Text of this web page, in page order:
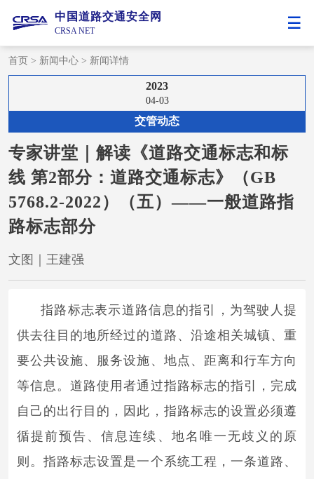
中国道路交通安全网
CRSA NET
首页 > 新闻中心 > 新闻详情
2023
04-03
交管动态
专家讲堂｜解读《道路交通标志和标
线 第2部分：道路交通标志》（GB
5768.2-2022）（五）——一般道路指
路标志部分
文图｜王建强
指路标志表示道路信息的指引，为驾驶人提
供去往目的地所经过的道路、沿途相关城镇、重
要公共设施、服务设施、地点、距离和行车方向
等信息。道路使用者通过指路标志的指引，完成
自己的出行目的，因此，指路标志的设置必须遵
循提前预告、信息连续、地名唯一无歧义的原
则。指路标志设置是一个系统工程，一条道路、